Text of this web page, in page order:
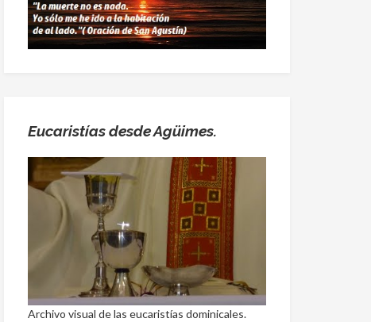
Eucaristías desde Agüimes.
Archivo visual de las eucaristías dominicales.